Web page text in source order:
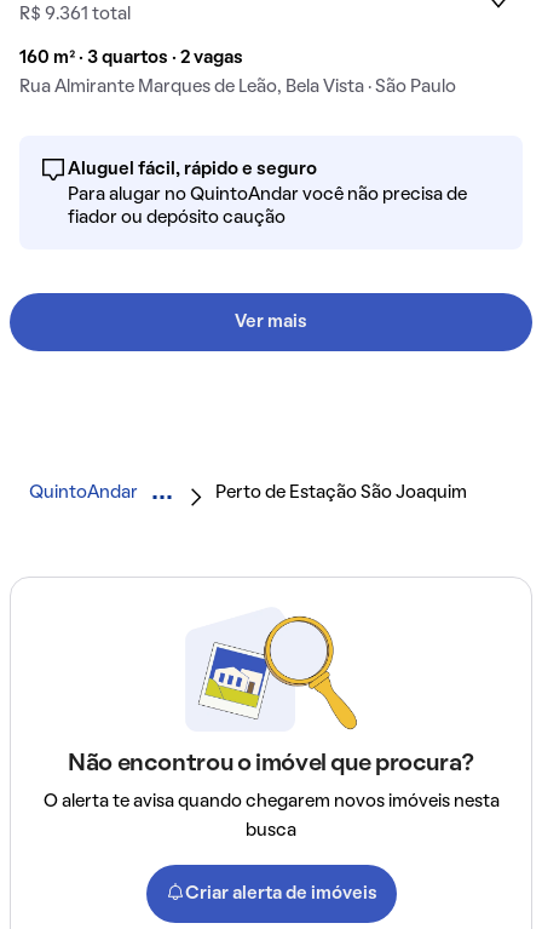
R$ 9.361 total
160 m² · 3 quartos · 2 vagas
Rua Almirante Marques de Leão, Bela Vista · São Paulo
Aluguel fácil, rápido e seguro
Para alugar no QuintoAndar você não precisa de
fiador ou depósito caução
Ver mais
QuintoAndar Perto de Estação São Joaquim
Não encontrou o imóvel que procura?
O alerta te avisa quando chegarem novos imóveis nesta
busca
Criar alerta de imóveis